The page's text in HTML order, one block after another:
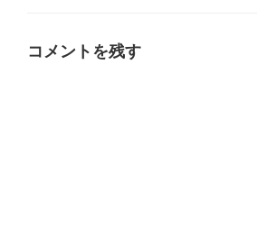
コメントを残す